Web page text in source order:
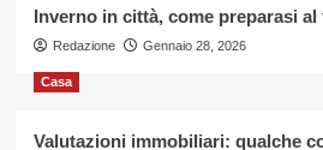
Inverno in città, come preparasi al
Redazione Gennaio 28, 2026
Casa
Valutazioni immobiliari: qualche